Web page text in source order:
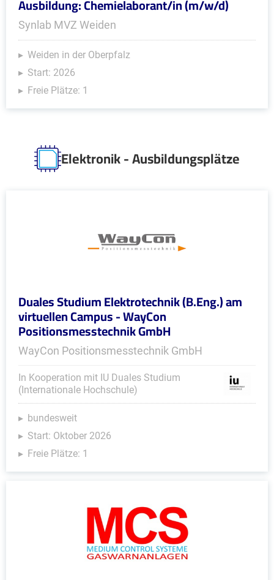
Ausbildung: Chemielaborant/in (m/w/d)
Synlab MVZ Weiden
Weiden in der Oberpfalz
Start: 2026
Freie Plätze: 1
Elektronik - Ausbildungsplätze
Duales Studium Elektrotechnik (B.Eng.) am
virtuellen Campus - WayCon
Positionsmesstechnik GmbH
WayCon Positionsmesstechnik GmbH
In Kooperation mit IU Duales Studium
(Internationale Hochschule)
bundesweit
Start: Oktober 2026
Freie Plätze: 1